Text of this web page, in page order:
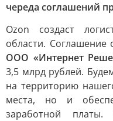
череда соглашений
Ozon создаст
области. Соглашение
ООО «Интернет
3,5 млрд рублей.
на территорию
места, но и
заработной